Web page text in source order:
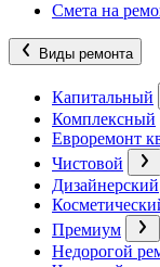
Смета на
Виды ремонта
Капитальный
Комплексный
Евроремонт
Чистовой
Дизайнерский
Премиум
Недорогой